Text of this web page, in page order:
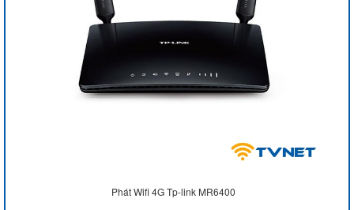
Phát Wifi 4G Tp-link MR6400